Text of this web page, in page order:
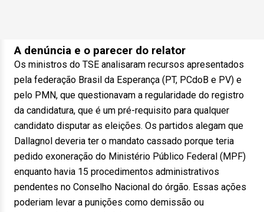
A denúncia e o parecer do relator
Os ministros do TSE analisaram recursos apresentados
pela federação Brasil da Esperança (PT, PCdoB e PV) e
pelo PMN, que questionavam a regularidade do registro
da candidatura, que é um pré-requisito para qualquer
candidato disputar as eleições. Os partidos alegam que
Dallagnol deveria ter o mandato cassado porque teria
pedido exoneração do Ministério Público Federal (MPF)
enquanto havia 15 procedimentos administrativos
pendentes no Conselho Nacional do órgão. Essas ações
poderiam levar a punições como demissão ou